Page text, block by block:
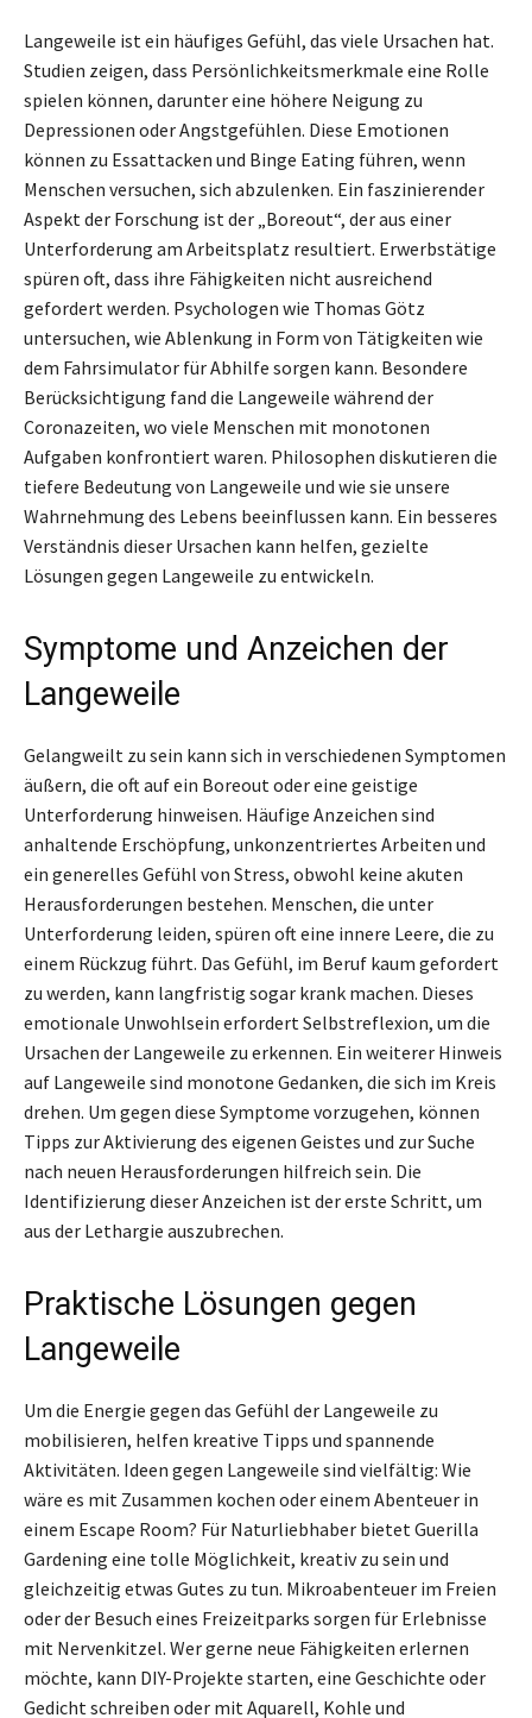
Langeweile ist ein häufiges Gefühl, das viele Ursachen hat.
Studien zeigen, dass Persönlichkeitsmerkmale eine Rolle
spielen können, darunter eine höhere Neigung zu
Depressionen oder Angstgefühlen. Diese Emotionen
können zu Essattacken und Binge Eating führen, wenn
Menschen versuchen, sich abzulenken. Ein faszinierender
Aspekt der Forschung ist der „Boreout“, der aus einer
Unterforderung am Arbeitsplatz resultiert. Erwerbstätige
spüren oft, dass ihre Fähigkeiten nicht ausreichend
gefordert werden. Psychologen wie Thomas Götz
untersuchen, wie Ablenkung in Form von Tätigkeiten wie
dem Fahrsimulator für Abhilfe sorgen kann. Besondere
Berücksichtigung fand die Langeweile während der
Coronazeiten, wo viele Menschen mit monotonen
Aufgaben konfrontiert waren. Philosophen diskutieren die
tiefere Bedeutung von Langeweile und wie sie unsere
Wahrnehmung des Lebens beeinflussen kann. Ein besseres
Verständnis dieser Ursachen kann helfen, gezielte
Lösungen gegen Langeweile zu entwickeln.
Symptome und Anzeichen der
Langeweile
Gelangweilt zu sein kann sich in verschiedenen Symptomen
äußern, die oft auf ein Boreout oder eine geistige
Unterforderung hinweisen. Häufige Anzeichen sind
anhaltende Erschöpfung, unkonzentriertes Arbeiten und
ein generelles Gefühl von Stress, obwohl keine akuten
Herausforderungen bestehen. Menschen, die unter
Unterforderung leiden, spüren oft eine innere Leere, die zu
einem Rückzug führt. Das Gefühl, im Beruf kaum gefordert
zu werden, kann langfristig sogar krank machen. Dieses
emotionale Unwohlsein erfordert Selbstreflexion, um die
Ursachen der Langeweile zu erkennen. Ein weiterer Hinweis
auf Langeweile sind monotone Gedanken, die sich im Kreis
drehen. Um gegen diese Symptome vorzugehen, können
Tipps zur Aktivierung des eigenen Geistes und zur Suche
nach neuen Herausforderungen hilfreich sein. Die
Identifizierung dieser Anzeichen ist der erste Schritt, um
aus der Lethargie auszubrechen.
Praktische Lösungen gegen
Langeweile
Um die Energie gegen das Gefühl der Langeweile zu
mobilisieren, helfen kreative Tipps und spannende
Aktivitäten. Ideen gegen Langeweile sind vielfältig: Wie
wäre es mit Zusammen kochen oder einem Abenteuer in
einem Escape Room? Für Naturliebhaber bietet Guerilla
Gardening eine tolle Möglichkeit, kreativ zu sein und
gleichzeitig etwas Gutes zu tun. Mikroabenteuer im Freien
oder der Besuch eines Freizeitparks sorgen für Erlebnisse
mit Nervenkitzel. Wer gerne neue Fähigkeiten erlernen
möchte, kann DIY-Projekte starten, eine Geschichte oder
Gedicht schreiben oder mit Aquarell, Kohle und